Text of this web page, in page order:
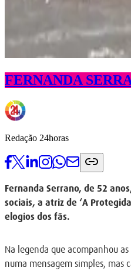
FERNANDA
Redação 24horas
Fernanda Serrano, de 52
sociais, a atriz de ‘A
elogios dos fãs.
Na legenda que acompanhou
numa mensagem simples, mas